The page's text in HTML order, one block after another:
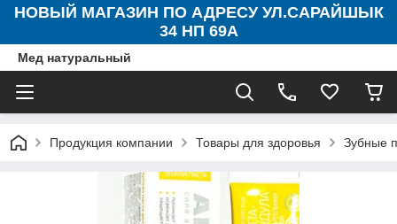
НОВЫЙ МАГАЗИН ПО АДРЕСУ УЛ.САРАЙШЫК
34 НП 69А
Мед натуральный
Продукция компании Товары для здоровья Зубные